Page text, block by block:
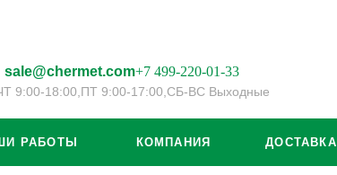
sale@chermet.com+7 499-220-01-33
9:00-18:00, ПТ 9:00-17:00, СБ-ВС Выходные
РАБОТЫ КОМПАНИЯ ДОСТАВКА